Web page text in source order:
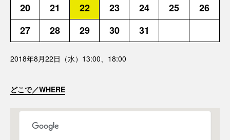
20
21 22 23 24 25
26
27
28 29 30 31
2018年8月22日（水）13:00、18:00
どこで／WHERE